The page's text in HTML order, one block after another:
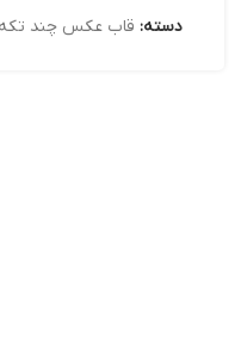
دسته: قاب عکس چند تکه